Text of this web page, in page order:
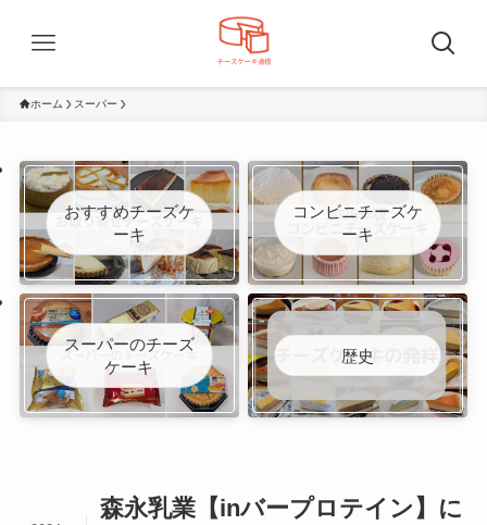
ホーム スーパー
おすすめチーズケ
ーキ
コンビニチーズケ
ーキ
スーパーのチーズ
ケーキ
歴史
森永乳業【inバープロテイン】に